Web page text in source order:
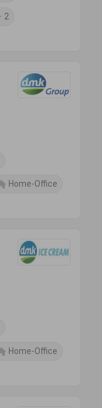
2
Home-Office
Home-Office